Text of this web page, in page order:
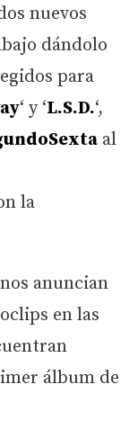
nuevos
dándolo
para
‘ y ‘L.S.D.‘,
al
la
anuncian
en las
álbum de